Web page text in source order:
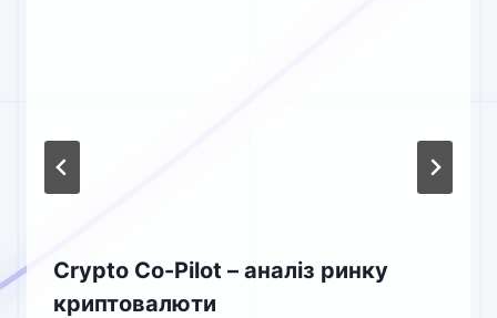
Crypto Co-Pilot – аналіз ринку
криптовалюти